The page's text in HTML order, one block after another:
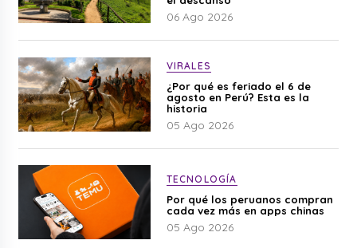
06 Ago 2026
VIRALES
¿Por qué es feriado el 6 de
agosto en Perú? Esta es la
historia
05 Ago 2026
TECNOLOGÍA
Por qué los peruanos compran
cada vez más en apps chinas
05 Ago 2026